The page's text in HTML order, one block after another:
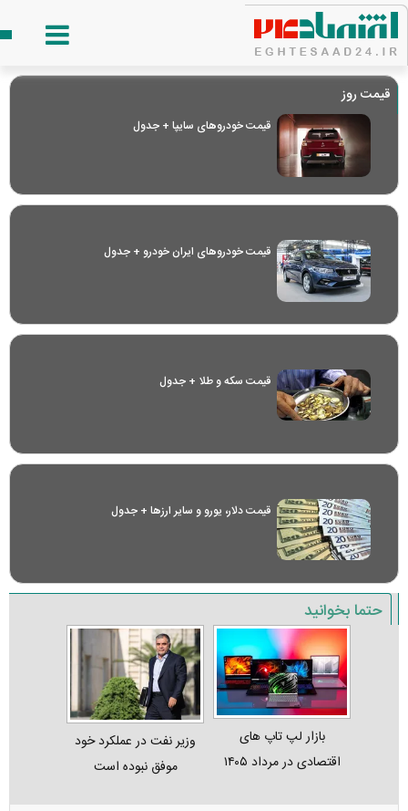
قیمت روز
قیمت خودرو‌های سایپا + جدول
قیمت خودرو‌های ایران خودرو + جدول
قیمت سکه و طلا + جدول
قیمت دلار، یورو و سایر ارز‌ها + جدول
حتما بخوانید
بازار لپ‌ تاپ‌ های
اقتصادی در مرداد ۱۴۰۵
وزیر نفت در عملکرد خود
موفق نبوده است